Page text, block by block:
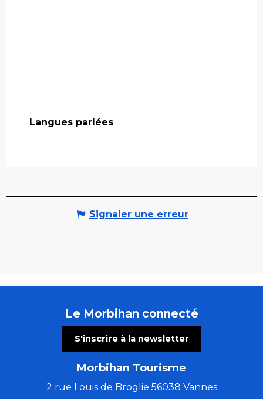
Langues parlées
Langues parlées
Signaler une erreur
Le Morbihan connecté
S'inscrire à la newsletter
Morbihan Tourisme
2 rue Louis de Broglie 56038 Vannes